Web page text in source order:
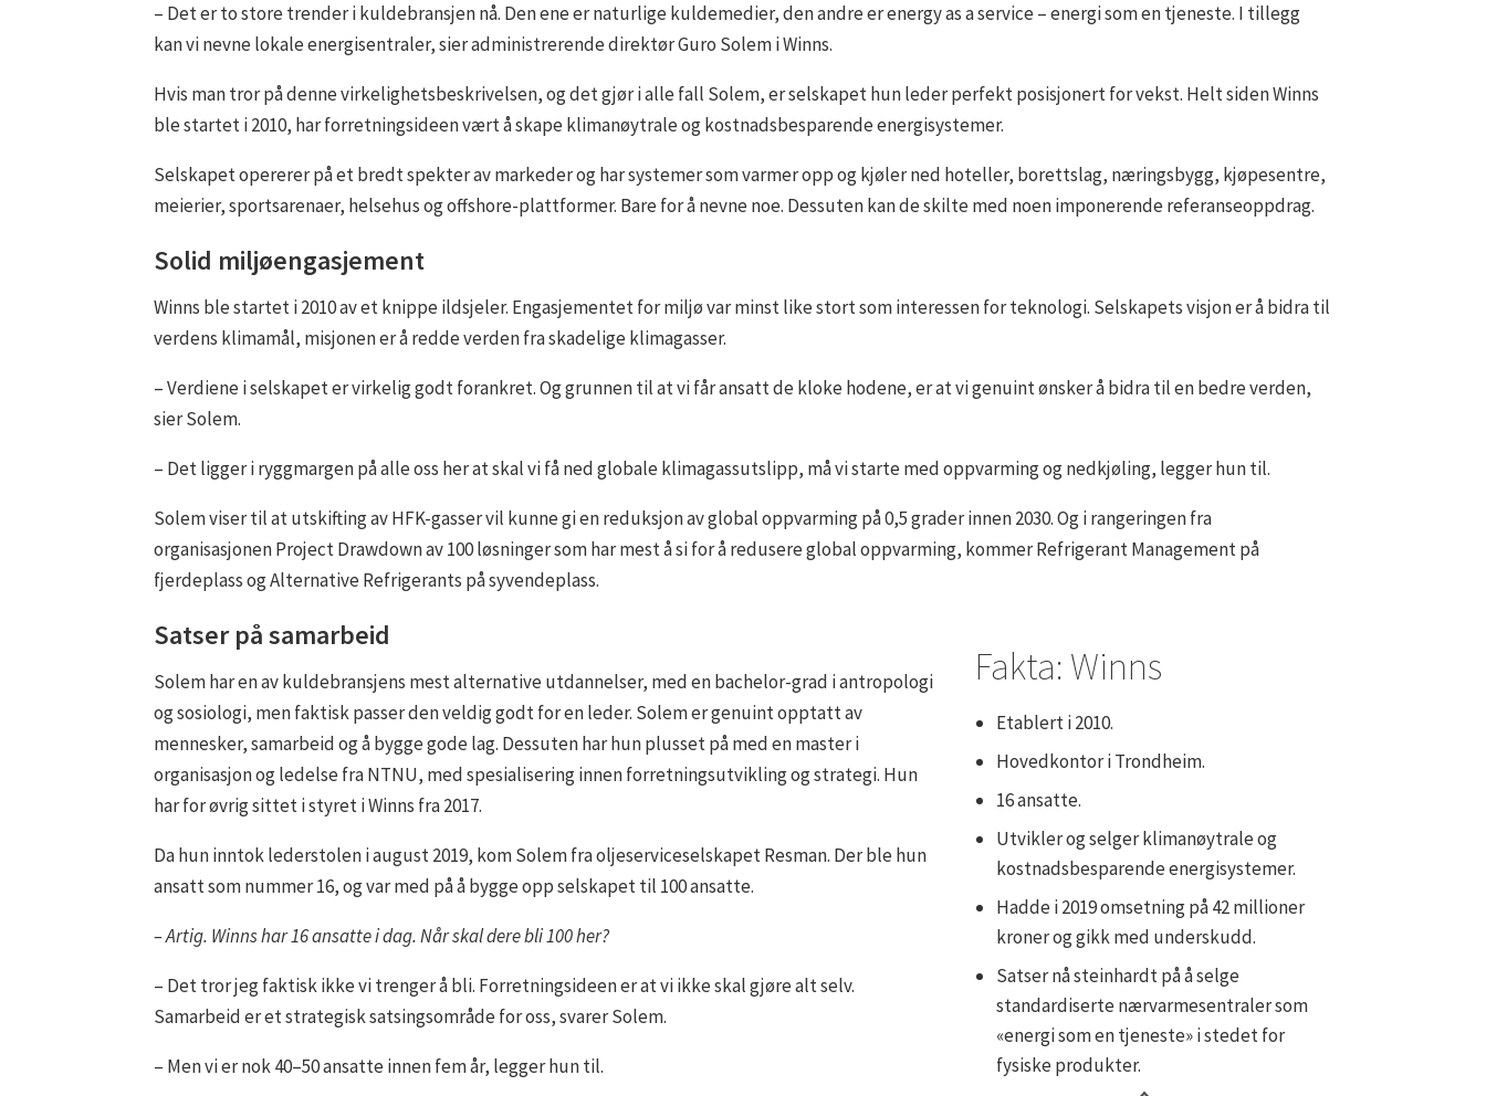
– Det er to store trender i kuldebransjen nå. Den ene er naturlige kuldemedier, den andre er energy as a service – energi som en tjeneste. I tillegg
kan vi nevne lokale energisentraler, sier administrerende direktør Guro Solem i Winns.
Hvis man tror på denne virkelighetsbeskrivelsen, og det gjør i alle fall Solem, er selskapet hun leder perfekt posisjonert for vekst. Helt siden Winns
ble startet i 2010, har forretningsideen vært å skape klimanøytrale og kostnadsbesparende energisystemer.
Selskapet opererer på et bredt spekter av markeder og har systemer som varmer opp og kjøler ned hoteller, borettslag, næringsbygg, kjøpesentre,
meierier, sportsarenaer, helsehus og offshore-plattformer. Bare for å nevne noe. Dessuten kan de skilte med noen imponerende referanseoppdrag.
Solid miljøengasjement
Winns ble startet i 2010 av et knippe ildsjeler. Engasjementet for miljø var minst like stort som interessen for teknologi. Selskapets visjon er å bidra til
verdens klimamål, misjonen er å redde verden fra skadelige klimagasser.
– Verdiene i selskapet er virkelig godt forankret. Og grunnen til at vi får ansatt de kloke hodene, er at vi genuint ønsker å bidra til en bedre verden,
sier Solem.
– Det ligger i ryggmargen på alle oss her at skal vi få ned globale klimagassutslipp, må vi starte med oppvarming og nedkjøling, legger hun til.
Solem viser til at utskifting av HFK-gasser vil kunne gi en reduksjon av global oppvarming på 0,5 grader innen 2030. Og i rangeringen fra
organisasjonen Project Drawdown av 100 løsninger som har mest å si for å redusere global oppvarming, kommer Refrigerant Management på
fjerdeplass og Alternative Refrigerants på syvendeplass.
Fakta: Winns
Etablert i 2010.
Hovedkontor i Trondheim.
16 ansatte.
Utvikler og selger klimanøytrale og
kostnadsbesparende energisystemer.
Hadde i 2019 omsetning på 42 millioner
kroner og gikk med underskudd.
Satser nå steinhardt på å selge
standardiserte nærvarmesentraler som
«energi som en tjeneste» i stedet for
fysiske produkter.
Satser på samarbeid
Solem har en av kuldebransjens mest alternative utdannelser, med en bachelor-grad i antropologi
og sosiologi, men faktisk passer den veldig godt for en leder. Solem er genuint opptatt av
mennesker, samarbeid og å bygge gode lag. Dessuten har hun plusset på med en master i
organisasjon og ledelse fra NTNU, med spesialisering innen forretningsutvikling og strategi. Hun
har for øvrig sittet i styret i Winns fra 2017.
Da hun inntok lederstolen i august 2019, kom Solem fra oljeserviceselskapet Resman. Der ble hun
ansatt som nummer 16, og var med på å bygge opp selskapet til 100 ansatte.
– Artig. Winns har 16 ansatte i dag. Når skal dere bli 100 her?
– Det tror jeg faktisk ikke vi trenger å bli. Forretningsideen er at vi ikke skal gjøre alt selv.
Samarbeid er et strategisk satsingsområde for oss, svarer Solem.
– Men vi er nok 40–50 ansatte innen fem år, legger hun til.